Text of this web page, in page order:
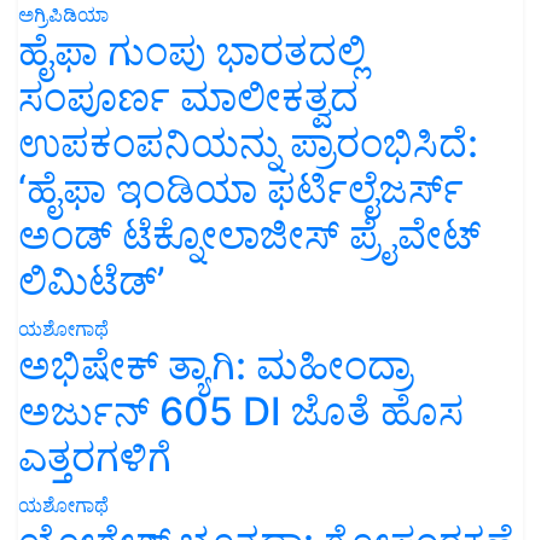
ಅಗ್ರಿಪಿಡಿಯಾ
ಹೈಫಾ ಗುಂಪು ಭಾರತದಲ್ಲಿ
ಸಂಪೂರ್ಣ ಮಾಲೀಕತ್ವದ
ಉಪಕಂಪನಿಯನ್ನು ಪ್ರಾರಂಭಿಸಿದೆ:
‘ಹೈಫಾ ಇಂಡಿಯಾ ಫರ್ಟಿಲೈಜರ್ಸ್
ಅಂಡ್ ಟೆಕ್ನೋಲಾಜೀಸ್ ಪ್ರೈವೇಟ್
ಲಿಮಿಟೆಡ್’
ಯಶೋಗಾಥೆ
ಅಭಿಷೇಕ್ ತ್ಯಾಗಿ: ಮಹೀಂದ್ರಾ
ಅರ್ಜುನ್ 605 DI ಜೊತೆ ಹೊಸ
ಎತ್ತರಗಳಿಗೆ
ಯಶೋಗಾಥೆ